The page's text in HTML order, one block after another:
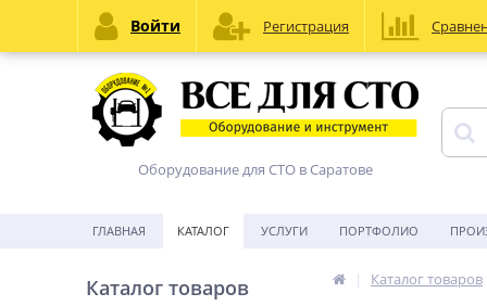
Оборудование для СТО в Саратове
ГЛАВНАЯ КАТАЛОГ УСЛУГИ ПОРТФОЛИО
Каталог товаров Каталог товаров
Войти Регистрация